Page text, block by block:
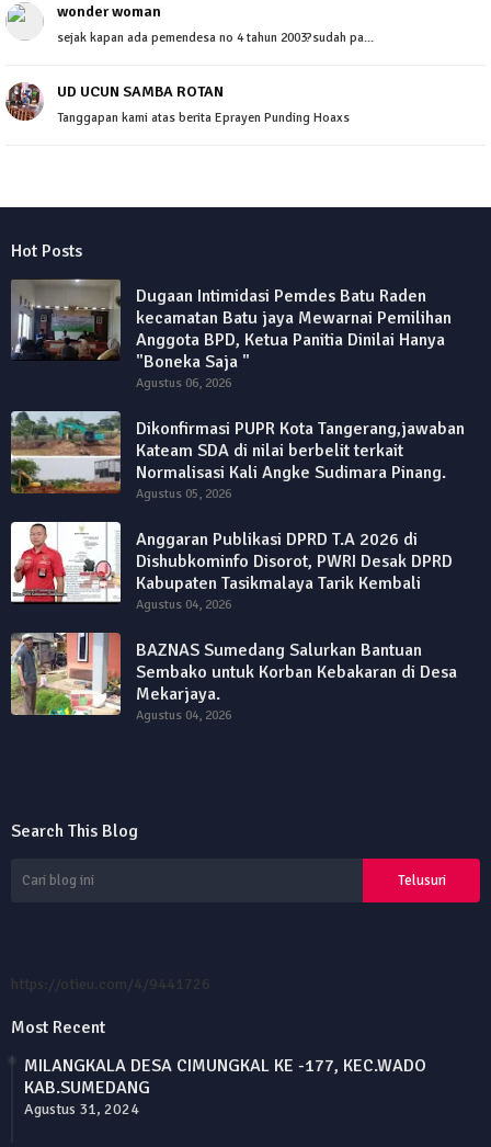
wonder woman
sejak kapan ada pemendesa no 4 tahun 2003?sudah pa...
UD UCUN SAMBA ROTAN
Tanggapan kami atas berita Eprayen Punding Hoaxs
Hot Posts
Dugaan Intimidasi Pemdes Batu Raden
kecamatan Batu jaya Mewarnai Pemilihan
Anggota BPD, Ketua Panitia Dinilai Hanya
"Boneka Saja "
Agustus 06, 2026
Dikonfirmasi PUPR Kota Tangerang,jawaban
Kateam SDA di nilai berbelit terkait
Normalisasi Kali Angke Sudimara Pinang.
Agustus 05, 2026
Anggaran Publikasi DPRD T.A 2026 di
Dishubkominfo Disorot, PWRI Desak DPRD
Kabupaten Tasikmalaya Tarik Kembali
Agustus 04, 2026
BAZNAS Sumedang Salurkan Bantuan
Sembako untuk Korban Kebakaran di Desa
Mekarjaya.
Agustus 04, 2026
Search This Blog
https://otieu.com/4/9441726
Most Recent
MILANGKALA DESA CIMUNGKAL KE -177, KEC.WADO
KAB.SUMEDANG
Agustus 31, 2024